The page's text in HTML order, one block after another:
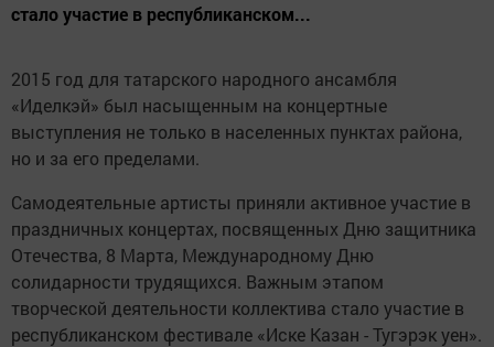
стало участие в республиканском...
2015 год для татарского народного ансамбля
«Иделкэй» был насыщенным на концертные
выступления не только в населенных пунктах района,
но и за его пределами.
Самодеятельные артисты приняли активное участие в
праздничных концертах, посвященных Дню защитника
Отечества, 8 Марта, Международному Дню
солидарности трудящихся. Важным этапом
творческой деятельности коллектива стало участие в
республиканском фестивале «Иске Казан - Тугэрэк уен».